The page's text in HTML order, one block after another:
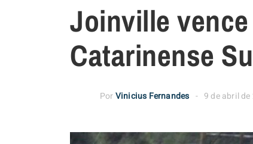
Joinville
Catarinense
PorVinicius Fernandes 9 de abril de